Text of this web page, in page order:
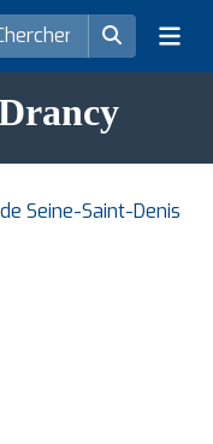
Seine-Saint-Denis